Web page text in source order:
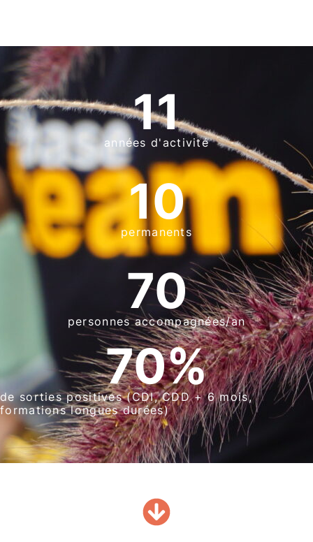
années d'activité
11
permanents
10
personnes accompagnées/an
70
de sorties positives (CDI, CDD + 6 mois,
formations longues durées)
70%